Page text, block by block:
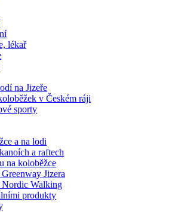
lékař
na Jizeře
v Českém ráji
sporty
a na lodi
a raftech
na koloběžce
Jizera
Nordic Walking
produkty